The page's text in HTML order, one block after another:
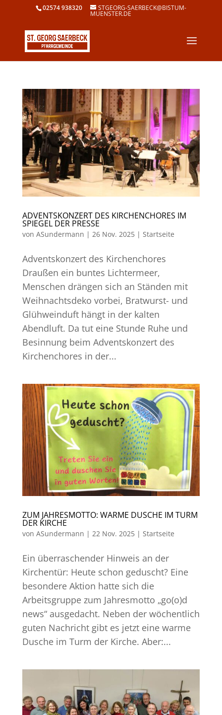
02574 938320 STGEORG-SAERBECK@BISTUM-
MUENSTER.DE
ADVENTSKONZERT DES KIRCHENCHORES IM
SPIEGEL DER PRESSE
von ASundermann | 26 Nov. 2025| Startseite
Adventskonzert des Kirchenchores
Draußen ein buntes Lichtermeer,
Menschen drängen sich an Ständen mit
Weihnachtsdeko vorbei, Bratwurst- und
Glühweinduft hängt in der kalten
Abendluft. Da tut eine Stunde Ruhe und
Besinnung beim Adventskonzert des
Kirchenchores in der...
ZUM JAHRESMOTTO: WARME DUSCHE IM TURM
DER KIRCHE
von ASundermann | 22 Nov. 2025| Startseite
Ein überraschender Hinweis an der
Kirchentür: Heute schon geduscht? Eine
besondere Aktion hatte sich die
Arbeitsgruppe zum Jahresmotto „go(o)d
news“ ausgedacht. Neben der wöchentlich
guten Nachricht gibt es jetzt eine warme
Dusche im Turm der Kirche. Aber:...